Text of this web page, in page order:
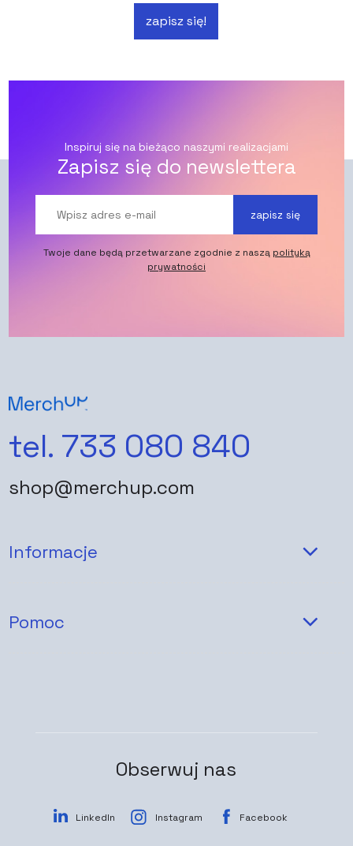
zapisz się!
Inspiruj się na bieżąco naszymi realizacjami
Zapisz się do newslettera
zapisz się
Twoje dane będą przetwarzane zgodnie z naszą polityką
prywatności
tel. 733 080 840
shop@merchup.com
Informacje
Pomoc
Obserwuj nas
LinkedIn Instagram Facebook